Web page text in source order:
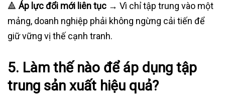
🔺Áp lực đổi mới liên tục → Vì chỉ tập trung vào một
mảng, doanh nghiệp phải không ngừng cải tiến để
giữ vững vị thế cạnh tranh.
5. Làm thế nào để áp dụng tập
trung sản xuất hiệu quả?